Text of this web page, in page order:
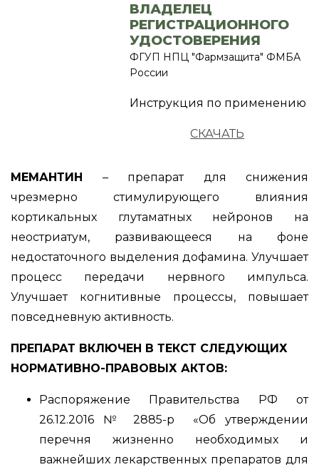
ВЛАДЕЛЕЦ
РЕГИСТРАЦИОННОГО
УДОСТОВЕРЕНИЯ
ФГУП НПЦ "Фармзащита" ФМБА
России
Инструкция по применению
СКАЧАТЬ
МЕМАНТИН – препарат для снижения
чрезмерно стимулирующего влияния
кортикальных глутаматных нейронов на
неостриатум, развивающееся на фоне
недостаточного выделения дофамина. Улучшает
процесс передачи нервного импульса.
Улучшает когнитивные процессы, повышает
повседневную активность.
ПРЕПАРАТ ВКЛЮЧЕН В ТЕКСТ СЛЕДУЮЩИХ
НОРМАТИВНО-ПРАВОВЫХ АКТОВ:
Распоряжение Правительства РФ от
26.12.2016 № 2885-р «Об утверждении
перечня жизненно необходимых и
важнейших лекарственных препаратов для